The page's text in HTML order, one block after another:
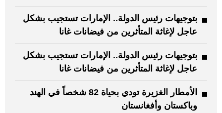
بتوجيهات رئيس الدولة.. الإمارات تستجيب بشكل
عاجل لإغاثة المتأثرين من فيضانات غانا
بتوجيهات رئيس الدولة.. الإمارات تستجيب بشكل
عاجل لإغاثة المتأثرين من فيضانات غانا
الأمطار الغزيرة تودي بحياة 82 شخصاً في الهند
وباكستان وأفغانستان